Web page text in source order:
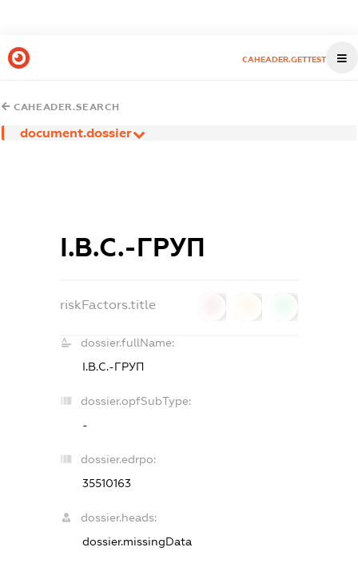
CAHEADER.GETTEST
CAHEADER.SEARCH
document.dossier
І.В.С.-ГРУП
riskFactors.title
dossier.fullName:
І.В.С.-ГРУП
dossier.opfSubType:
-
dossier.edrpo:
35510163
dossier.heads:
dossier.missingData